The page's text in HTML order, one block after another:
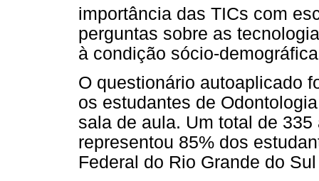
importância das TICs com
perguntas sobre as
à condição sócio-
O questionário autoaplicado
os estudantes de
sala de aula. Um total de
representou 85% dos
Federal do Rio Grande do